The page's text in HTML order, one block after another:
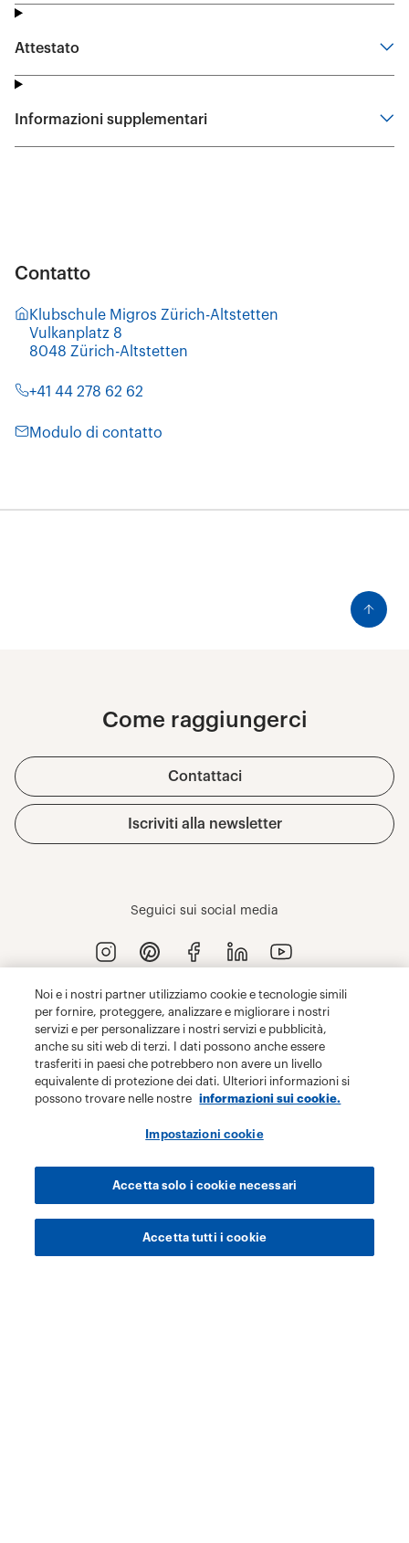
Noi e i nostri partner utilizziamo cookie e tecnologie simili
per fornire, proteggere, analizzare e migliorare i nostri
servizi e per personalizzare i nostri servizi e pubblicità,
anche su siti web di terzi. I dati possono anche essere
trasferiti in paesi che potrebbero non avere un livello
equivalente di protezione dei dati. Ulteriori informazioni si
possono trovare nelle nostre
informazioni sui cookie.
Impostazioni cookie
Accetta solo i cookie necessari
Accetta tutti i cookie